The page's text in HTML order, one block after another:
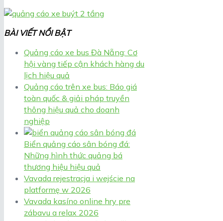
BÀI VIẾT NỔI BẬT
Quảng cáo xe bus Đà Nẵng: Cơ
hội vàng tiếp cận khách hàng du
lịch hiệu quả
Quảng cáo trên xe bus: Báo giá
toàn quốc & giải pháp truyền
thông hiệu quả cho doanh
nghiệp
Biển quảng cáo sân bóng đá:
Những hình thức quảng bá
thương hiệu hiệu quả
Vavada rejestracja i wejście na
platformę w 2026
Vavada kasíno online hry pre
zábavu a relax 2026